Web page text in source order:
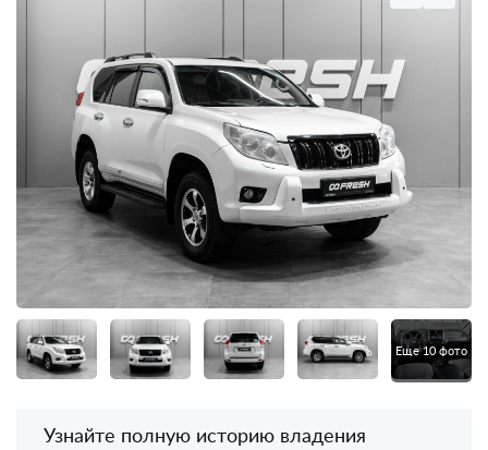
Еще 10 фото
Узнайте полную историю владения